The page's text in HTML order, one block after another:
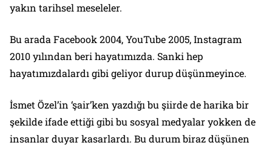
yakın tarihsel meseleler.
Bu arada Facebook 2004, YouTube 2005, Instagram
2010 yılından beri hayatımızda. Sanki hep
hayatımızdalardı gibi geliyor durup düşünmeyince.
İsmet Özel’in ‘şair’ken yazdığı bu şiirde de harika bir
şekilde ifade ettiği gibi bu sosyal medyalar yokken de
insanlar duyar kasarlardı. Bu durum biraz düşünen